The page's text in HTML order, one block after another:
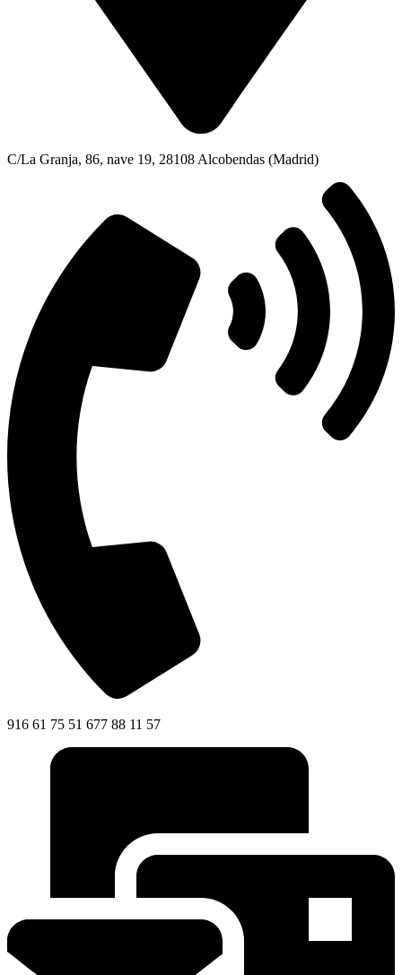
C/La Granja, 86, nave 19, 28108 Alcobendas (Madrid)
916 61 75 51 677 88 11 57